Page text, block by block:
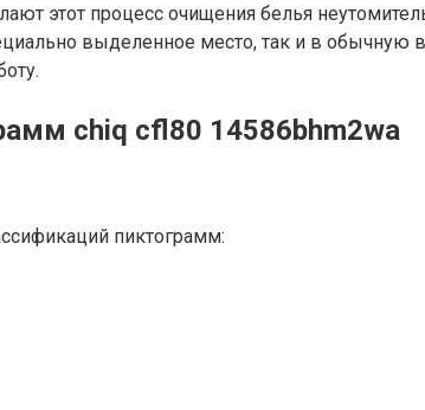
этот процесс очищения белья
выделенное место, так и в обычную
chiq cfl80 14586bhm2wa
пиктограмм: